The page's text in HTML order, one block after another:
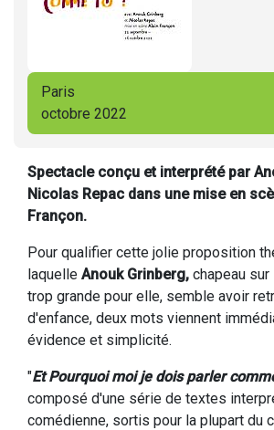
Paris
octobre 2022
Spectacle conçu et interprété par
Nicolas Repac dans une mise en
Françon.
Pour qualifier cette jolie proposition
laquelle Anouk Grinberg, chapeau
trop grande pour elle, semble avoir
d'enfance, deux mots viennent
évidence et simplicité.
"Et Pourquoi moi je dois parler
composé d'une série de textes
comédienne, sortis pour la plupart du